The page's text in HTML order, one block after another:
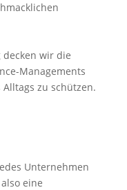
wir die
Managements
zu schützen.
Unternehmen
eine